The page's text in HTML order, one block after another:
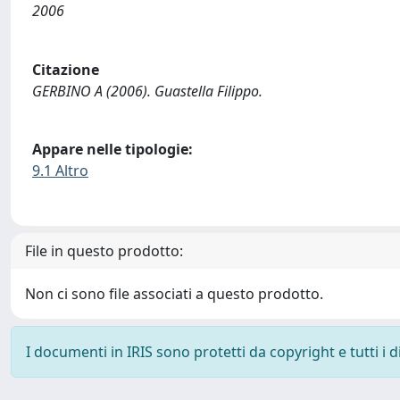
2006
Citazione
GERBINO A (2006). Guastella Filippo.
Appare nelle tipologie:
9.1 Altro
File in questo prodotto:
Non ci sono file associati a questo prodotto.
I documenti in IRIS sono protetti da copyright e tutti i